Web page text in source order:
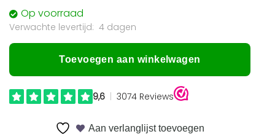
Op voorraad
4 dagen
Toevoegen aan winkelwagen
Aan verlanglijst toevoegen